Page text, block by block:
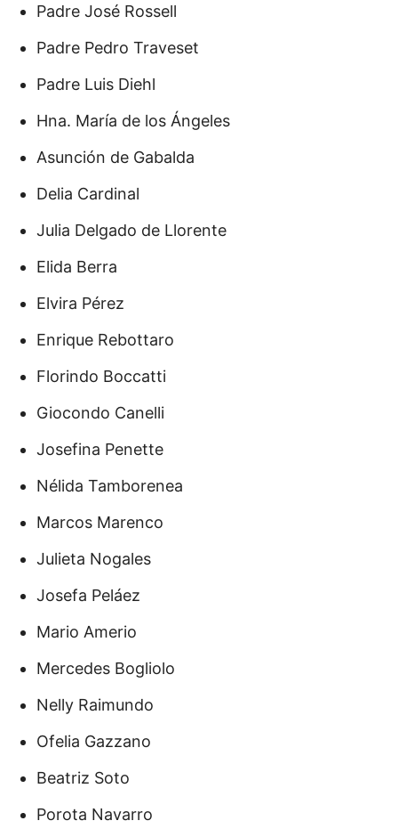
Padre José Rossell
Padre Pedro Traveset
Padre Luis Diehl
Hna. María de los Ángeles
Asunción de Gabalda
Delia Cardinal
Julia Delgado de Llorente
Elida Berra
Elvira Pérez
Enrique Rebottaro
Florindo Boccatti
Giocondo Canelli
Josefina Penette
Nélida Tamborenea
Marcos Marenco
Julieta Nogales
Josefa Peláez
Mario Amerio
Mercedes Bogliolo
Nelly Raimundo
Ofelia Gazzano
Beatriz Soto
Porota Navarro